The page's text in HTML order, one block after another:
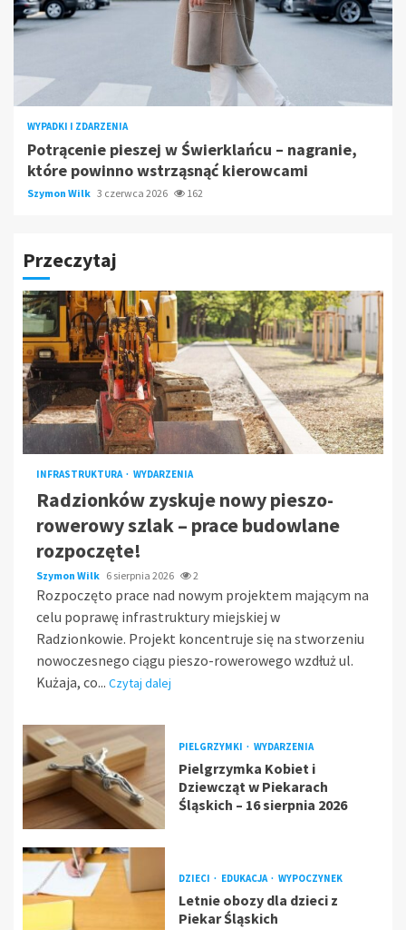
WYPADKI I ZDARZENIA
Potrącenie pieszej w Świerklańcu – nagranie,
które powinno wstrząsnąć kierowcami
Szymon Wilk 3 czerwca 2026 162
Przeczytaj
INFRASTRUKTURA WYDARZENIA
Radzionków zyskuje nowy pieszo-
rowerowy szlak – prace budowlane
rozpoczęte!
Szymon Wilk 6 sierpnia 2026 2
Rozpoczęto prace nad nowym projektem mającym na
celu poprawę infrastruktury miejskiej w
Radzionkowie. Projekt koncentruje się na stworzeniu
nowoczesnego ciągu pieszo-rowerowego wzdłuż ul.
Kużaja, co... Czytaj dalej
PIELGRZYMKI WYDARZENIA
Pielgrzymka Kobiet i
Dziewcząt w Piekarach
Śląskich – 16 sierpnia 2026
DZIECI EDUKACJA WYPOCZYNEK
Letnie obozy dla dzieci z
Piekar Śląskich